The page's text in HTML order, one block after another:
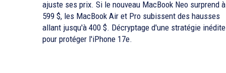
ajuste ses prix. Si le nouveau MacBook Neo surprend à
599 $, les MacBook Air et Pro subissent des hausses
allant jusqu'à 400 $. Décryptage d'une stratégie inédite
pour protéger l'iPhone 17e.